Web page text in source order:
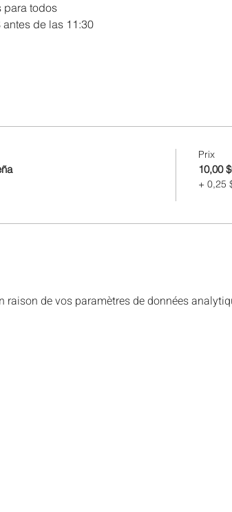
para todos
de las 11:30
Prix
10,00
+ 0,25
raison de vos paramètres de données